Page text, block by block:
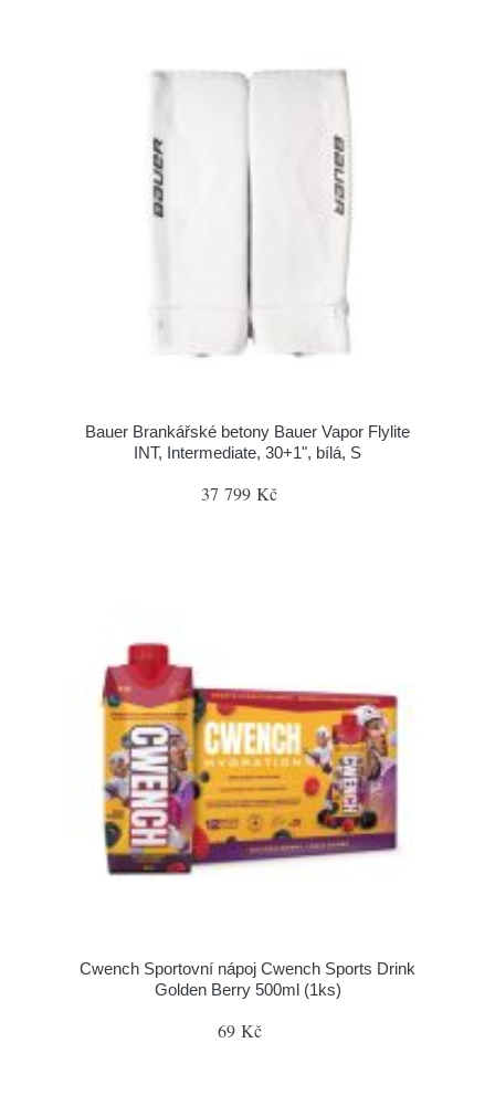
Bauer Brankářské betony Bauer Vapor Flylite
INT, Intermediate, 30+1", bílá, S
37 799 Kč
Cwench Sportovní nápoj Cwench Sports Drink
Golden Berry 500ml (1ks)
69 Kč